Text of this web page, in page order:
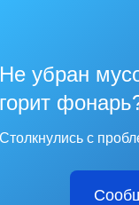
Не убран
горит
Столкнулись с